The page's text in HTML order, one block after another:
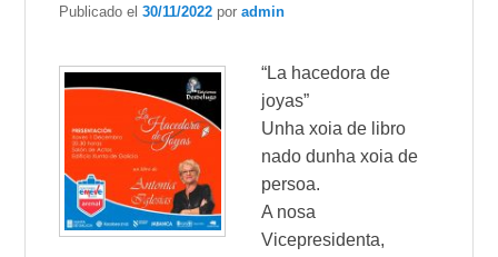
Publicado el30/11/2022 poradmin
“La hacedora de
joyas”
Unha xoia de libro
nado dunha xoia de
persoa.
A nosa
Vicepresidenta,